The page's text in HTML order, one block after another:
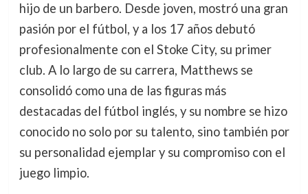
hijo de un barbero. Desde joven, mostró una gran
pasión por el fútbol, y a los 17 años debutó
profesionalmente con el Stoke City, su primer
club. A lo largo de su carrera, Matthews se
consolidó como una de las figuras más
destacadas del fútbol inglés, y su nombre se hizo
conocido no solo por su talento, sino también por
su personalidad ejemplar y su compromiso con el
juego limpio.